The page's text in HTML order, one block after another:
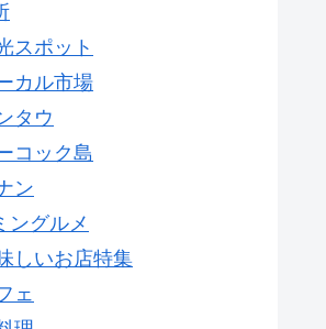
スポット
カル市場
タウ
コック島
ン
ングルメ
しいお店特集
ェ